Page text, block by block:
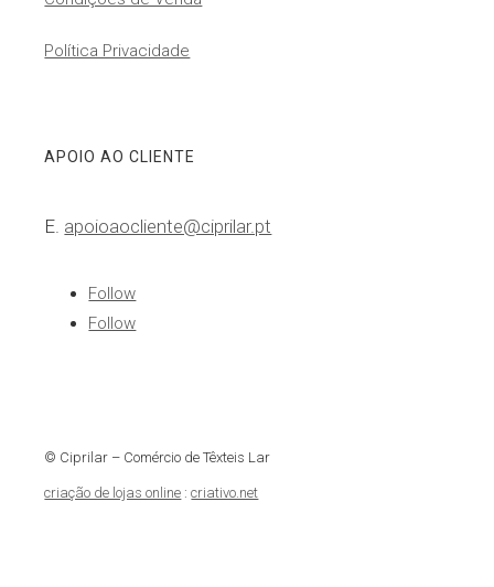
Política Privacidade
APOIO AO CLIENTE
E. apoioaocliente@ciprilar.pt
Follow
Follow
© Ciprilar – Comércio de Têxteis Lar
criação de lojas online :criativo.net